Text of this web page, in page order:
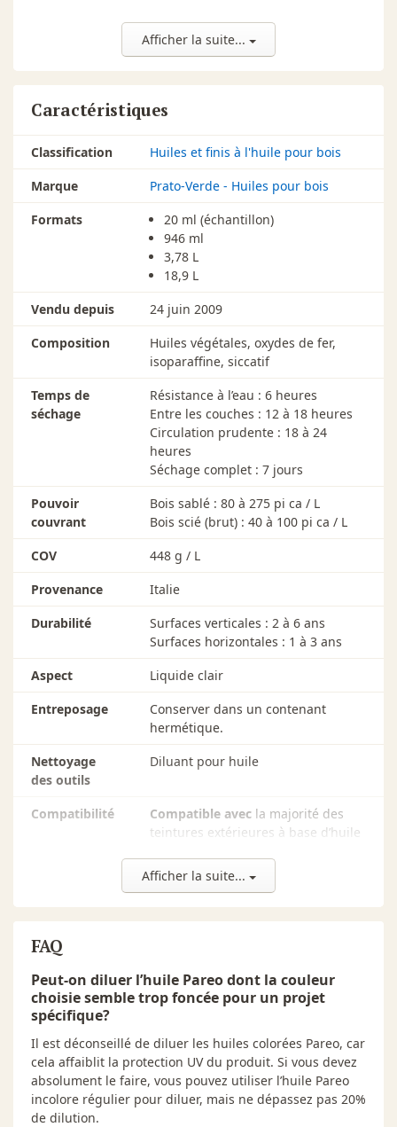
20 ml (échantillon) ·44 - Noyer pâle
20 ml (échantillon) ·45 - Caillou
946 ml ·01 - Cerisier
946 ml ·03 - Chêne Moyen
946 ml ·04 - Charbon
06 - Renard
08 - Noyer Américain
946 ml ·11 - Bois de Choco
946 ml ·13 - Brun Érable
946 ml ·15 - Chêne Foncé
946 ml · 17 - Vieux Pin
946 ml ·20 - Cappuccino
946 ml ·21 - Gris
946 ml · 22 - Naturel
946 ml ·23 - Teck
946 ml ·25 - Bois brulé
946 ml ·26 - Sable
41 - Gris cendré
946 ml ·43 - Bois flottant
946 ml ·44 - Noyer pâle
00 - Base incolore (pour dilution)
3,78 L ·
3,78 L ·04 - Charbon
3,78 L ·06 - Renard
3,78 L · 08 - Noyer Américain
3,78 L ·11 - Bois de Choco
Afficher la suite...
Caractéristiques
Classification
Huiles et finis à l'huile pour bois
Marque
Prato-Verde - Huiles pour bois
Formats
20 ml (échantillon)
946 ml
3,78 L
18,9 L
Vendu depuis
24 juin 2009
Composition
Huiles végétales, oxydes de fer,
isoparaffine, siccatif
Temps de
séchage
Résistance à l’eau : 6 heures
Entre les couches : 12 à 18 heures
Circulation prudente : 18 à 24
heures
Séchage complet : 7 jours
Pouvoir
couvrant
Bois sablé : 80 à 275 pi ca / L
Bois scié (brut) : 40 à 100 pi ca / L
COV
448 g / L
Provenance
Italie
Durabilité
Surfaces verticales : 2 à 6 ans
Surfaces horizontales : 1 à 3 ans
Aspect
Liquide clair
Entreposage
Conserver dans un contenant
hermétique.
Nettoyage
des outils
Diluant pour huile
Compatibilité Compatible avec la majorité des
teintures extérieures à base d’huile
l’huile de coloration Uno, les
produits d’imprégnation extérieurs.
produits filmogènes.
Il est fortement recommandé de
technique du produit et de faire un
test au préalable pour s’assurer de
la convenance et de la compatibilité
des produits.
Afficher la suite...
FAQ
Peut-on diluer l’huile Pareo dont la couleur
choisie semble trop foncée pour un projet
spécifique?
Il est déconseillé de diluer les huiles colorées Pareo, car
cela affaiblit la protection UV du produit. Si vous devez
absolument le faire, vous pouvez utiliser l’huile Pareo
incolore régulier pour diluer, mais ne dépassez pas 20%
de dilution.